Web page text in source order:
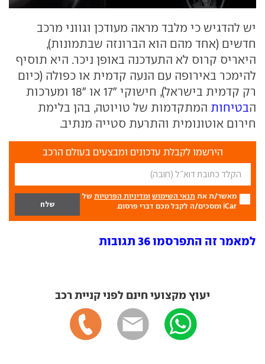
יש להדגיש כי מלבד מראה מעודכן וגווני מרכב
חדשים (אחד מהם הוא הברונזה שבתמונות),
היאריס קרוס לא התעדכנה באופן ניכר. היא תוסיף
להימכר באירופה עם הנעה קדמית או כפולה (כיום
רק קדמית בישראל), חישוקי "17 או "18 ומערכות
הבטיחות המתקדמות של טויוטה, בהן בלימת
חירום אוטונומית והתרעת סטייה מנתיב.
הירשמו לקבלת עדכונים ומבצעים בעולם הרכב
מאשר/ת את תנאי השימוש ומדיניות הפרטיות של
iCar ומסכים/ה לקבל מכם דברי פרסום.
למאמר זה התפרסמו 36 תגובות
יעוץ מקצועי חינם לפני קניית רכב